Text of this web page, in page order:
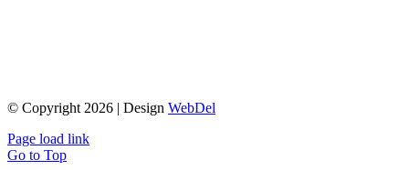
© Copyright 2026 | Design WebDel
Page load link
Go to Top